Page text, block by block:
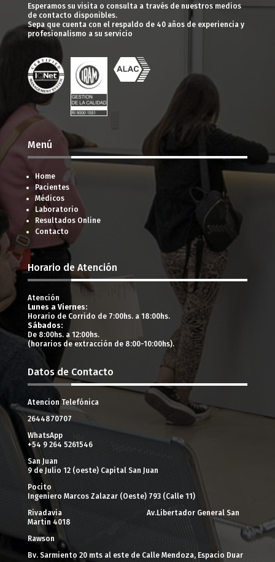
Esperamos su visita o consulta a través de nuestros medios
de contacto disponibles.
Sepa que cuenta con el respaldo de 40 años de experiencia y
profesionalismo a su servicio
Menú
Home
Pacientes
Médicos
Laboratorio
Resultados Online
Contacto
Horario de Atención
Atención
Lunes a Viernes:
Horario de Corrido de 7:00hs. a 18:00hs.
Sábados:
De 8:00hs. a 12:00hs.
(horarios de extracción de 8:00-10:00hs).
Datos de Contacto
Atencion Telefónica
2644870707
WhatsApp
+54 9 264 5261546
San Juan
9 de Julio 12 (oeste) Capital San Juan
Pocito
Ingeniero Marcos Zalazar (Oeste) 793 (Calle 11)
Rivadavia Av.Libertador General San
Martin 4018
Rawson
Bv. Sarmiento 20 mts al este de Calle Mendoza, Espacio Duar